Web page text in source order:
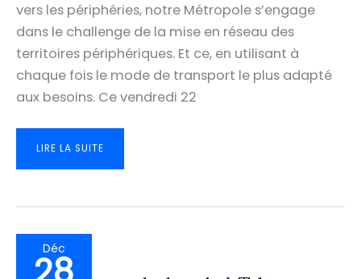
vers les périphéries, notre Métropole s’engage
dans le challenge de la mise en réseau des
territoires périphériques. Et ce, en utilisant à
chaque fois le mode de transport le plus adapté
aux besoins. Ce vendredi 22
UNE
MULTIPOLAIRE
LIRE LA SUITE
Déc